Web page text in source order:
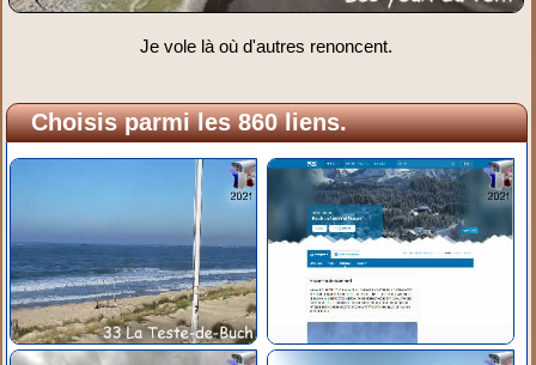
Je vole là où d'autres renoncent.
Choisis parmi les 860 liens.